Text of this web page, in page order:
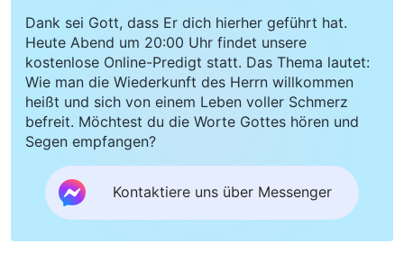
Dank sei Gott, dass Er dich hierher geführt hat.
Heute Abend um 20:00 Uhr findet unsere
kostenlose Online-Predigt statt. Das Thema lautet:
Wie man die Wiederkunft des Herrn willkommen
heißt und sich von einem Leben voller Schmerz
befreit. Möchtest du die Worte Gottes hören und
Segen empfangen?
Kontaktiere uns über Messenger